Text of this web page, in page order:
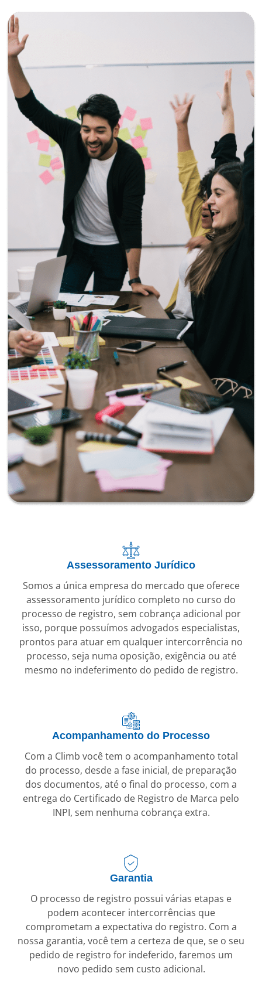
Assessoramento Jurídico
Somos a única empresa do mercado que oferece
assessoramento jurídico completo no curso do
processo de registro, sem cobrança adicional por
isso, porque possuímos advogados especialistas,
prontos para atuar em qualquer intercorrência no
processo, seja numa oposição, exigência ou até
mesmo no indeferimento do pedido de registro.
Acompanhamento do Processo
Com a Climb você tem o acompanhamento total
do processo, desde a fase inicial, de preparação
dos documentos, até o final do processo, com a
entrega do Certificado de Registro de Marca pelo
INPI, sem nenhuma cobrança extra.
Garantia
O processo de registro possui várias etapas e
podem acontecer intercorrências que
comprometam a expectativa do registro. Com a
nossa garantia, você tem a certeza de que, se o seu
pedido de registro for indeferido, faremos um
novo pedido sem custo adicional.